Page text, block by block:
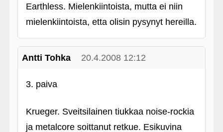
Earthless. Mielenkiintoista, mutta ei niin
mielenkiintoista, etta olisin pysynyt hereilla.
Antti Tohka 20.4.2008 12:12
3. paiva
Krueger. Sveitsilainen tiukkaa noise-rockia
ja metalcore soittanut retkue. Esikuvina